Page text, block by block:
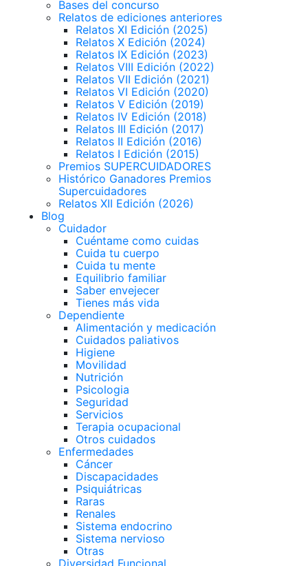
Bases del concurso
Relatos de ediciones anteriores
Relatos XI Edición (2025)
Relatos X Edición (2024)
Relatos IX Edición (2023)
Relatos VIII Edición (2022)
Relatos VII Edición (2021)
Relatos VI Edición (2020)
Relatos V Edición (2019)
Relatos IV Edición (2018)
Relatos III Edición (2017)
Relatos II Edición (2016)
Relatos I Edición (2015)
Premios SUPERCUIDADORES
Histórico Ganadores Premios
Supercuidadores
Relatos XII Edición (2026)
Blog
Cuidador
Cuéntame como cuidas
Cuida tu cuerpo
Cuida tu mente
Equilibrio familiar
Saber envejecer
Tienes más vida
Dependiente
Alimentación y medicación
Cuidados paliativos
Higiene
Movilidad
Nutrición
Psicologia
Seguridad
Servicios
Terapia ocupacional
Otros cuidados
Enfermedades
Cáncer
Discapacidades
Psiquiátricas
Raras
Renales
Sistema endocrino
Sistema nervioso
Otras
Diversidad Funcional